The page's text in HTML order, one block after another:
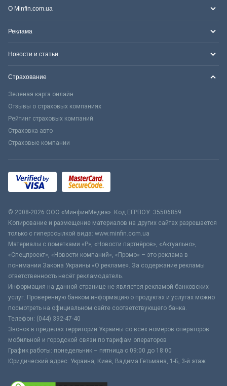
О Minfin.com.ua
Реклама
Новости и статьи
Страхование
Зеленая карта онлайн
Отзывы о страховых компаниях
Рейтинг страховых компаний
Страховка авто
Страховые компании
© 2008-2026 ООО «МинфинМедиа». Код ЕГРПОУ: 35506859
Копирование и размещение материалов на других сайтах разрешается
только с гиперссылкой вида: www.minfin.com.ua
Материалы с пометками «Р», «Новости партнёров», «Актуально»,
«Спецпроект», «Новости компаний», «Промо» – это реклама в
понимании Закона Украины «О рекламе». За содержание рекламы
ответственность несёт рекламодатель.
Информация на данной странице не является рекламой банковских
услуг. Проверенную банком информацию о продуктах и услугах можно
посмотреть на официальном сайте соответствующего банка.
Телефон: (044) 392-47-40
Звонок в пределах территории Украины со всех номеров операторов
мобильной и городской связи по тарифам операторов
График работы: понедельник – пятница с 09:00 до 18:00
Юридический адрес: Украина, Киев, Вадима Гетьмана, 1-Б, 3-й этаж